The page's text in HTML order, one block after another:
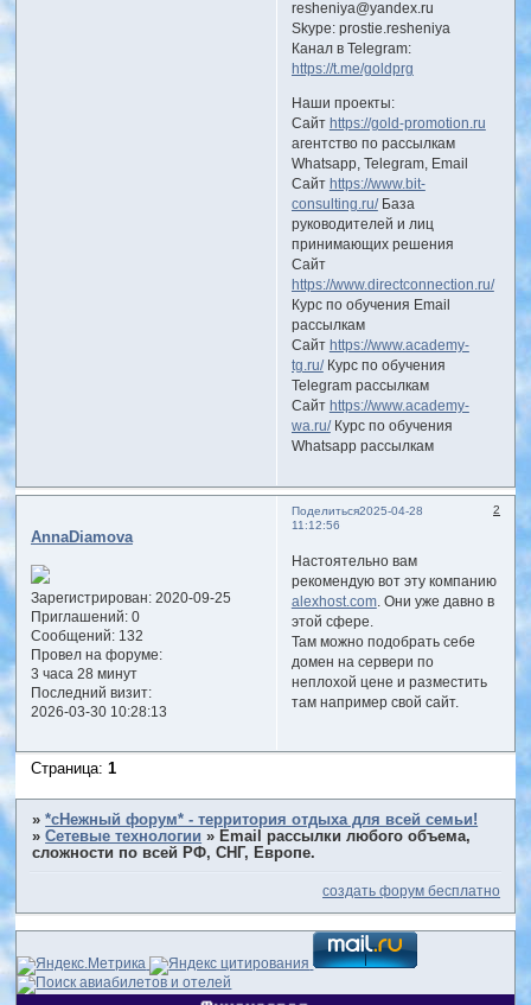
resheniya@yandex.ru
Skype: prostie.resheniya
Канал в Telegram:
https://t.me/goldprg
Наши проекты:
Сайт https://gold-promotion.ru
агентство по рассылкам
Whatsapp, Telegram, Email
Сайт https://www.bit-
consulting.ru/База
руководителей и лиц
принимающих решения
Сайт
https://www.directconnection.ru/
Курс по обучения Email
рассылкам
Сайт https://www.academy-
tg.ru/Курс по обучения
Telegram рассылкам
Сайт https://www.academy-
wa.ru/Курс по обучения
Whatsapp рассылкам
Поделиться 2
2025-04-28
11:12:56
AnnaDiamova
Зарегистрирован: 2020-09-25
Приглашений:0
Сообщений:132
Провел на форуме:
3 часа 28 минут
Последний визит:
2026-03-30 10:28:13
Настоятельно вам
рекомендую вот эту компанию
alexhost.com. Они уже давно в
этой сфере.
Там можно подобрать себе
домен на сервери по
неплохой цене и разместить
там например свой сайт.
Страница:1
»*сНежный форум* - территория отдыха для всей семьи!
»Сетевые технологии » Email рассылки любого объема,
сложности по всей РФ, СНГ, Европе.
создать форум бесплатно